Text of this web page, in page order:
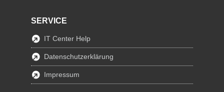
SERVICE
IT Center Help
Datenschutzerklärung
Impressum